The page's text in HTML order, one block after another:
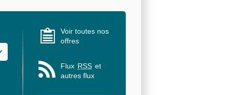
valeurs
Voir toutes nos
offres
Flux RSS et
autres flux